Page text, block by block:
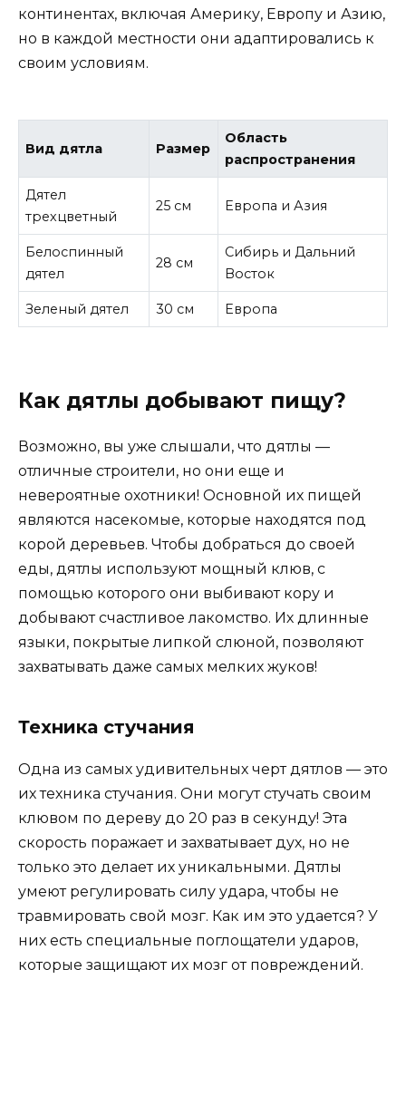
континентах, включая Америку, Европу и Азию,
но в каждой местности они адаптировались к
своим условиям.
Вид дятла Размер
Область
распространения
Дятел
трехцветный
25 см Европа и Азия
Белоспинный
дятел
28 см
Сибирь и Дальний
Восток
Зеленый дятел 30 см Европа
Как дятлы добывают пищу?
Возможно, вы уже слышали, что дятлы —
отличные строители, но они еще и
невероятные охотники! Основной их пищей
являются насекомые, которые находятся под
корой деревьев. Чтобы добраться до своей
еды, дятлы используют мощный клюв, с
помощью которого они выбивают кору и
добывают счастливое лакомство. Их длинные
языки, покрытые липкой слюной, позволяют
захватывать даже самых мелких жуков!
Техника стучания
Одна из самых удивительных черт дятлов — это
их техника стучания. Они могут стучать своим
клювом по дереву до 20 раз в секунду! Эта
скорость поражает и захватывает дух, но не
только это делает их уникальными. Дятлы
умеют регулировать силу удара, чтобы не
травмировать свой мозг. Как им это удается? У
них есть специальные поглощатели ударов,
которые защищают их мозг от повреждений.